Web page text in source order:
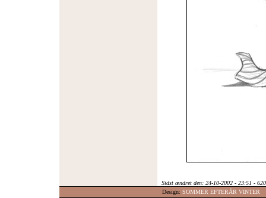
Sidst ændret den: 24-10-2002 - 23:51 -
Design: SOMMER EFTERÅR VINTER